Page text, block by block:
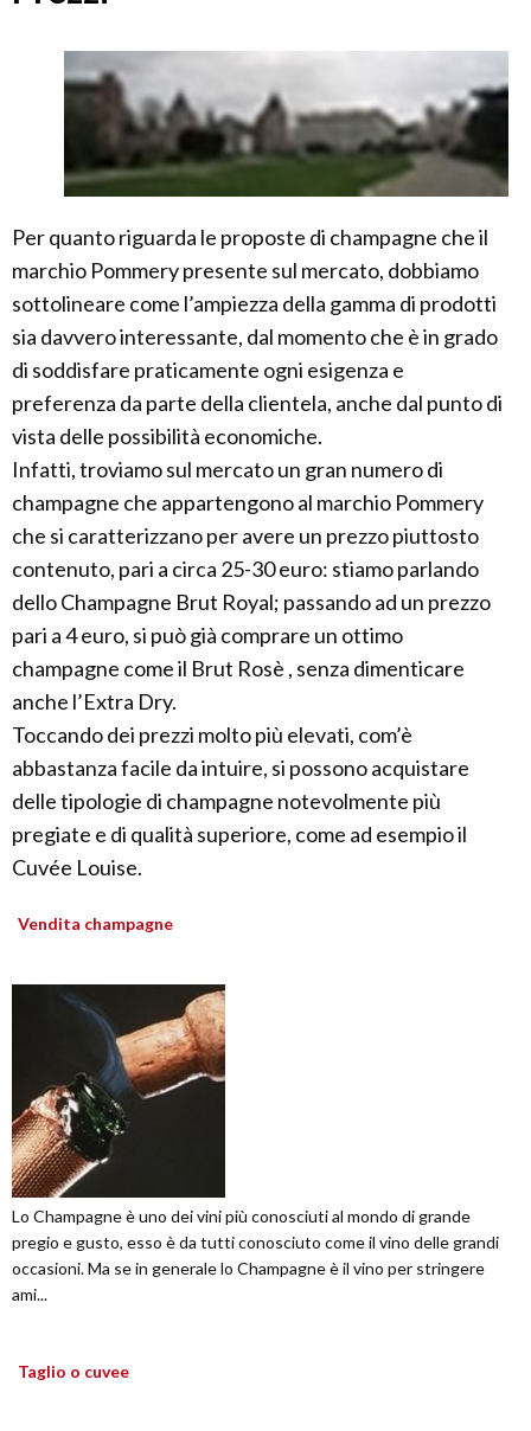
Per quanto riguarda le proposte di champagne che il
marchio Pommery presente sul mercato, dobbiamo
sottolineare come l’ampiezza della gamma di prodotti
sia davvero interessante, dal momento che è in grado
di soddisfare praticamente ogni esigenza e
preferenza da parte della clientela, anche dal punto di
vista delle possibilità economiche.
Infatti, troviamo sul mercato un gran numero di
champagne che appartengono al marchio Pommery
che si caratterizzano per avere un prezzo piuttosto
contenuto, pari a circa 25-30 euro: stiamo parlando
dello Champagne Brut Royal; passando ad un prezzo
pari a 4 euro, si può già comprare un ottimo
champagne come il Brut Rosè , senza dimenticare
anche l’Extra Dry.
Toccando dei prezzi molto più elevati, com’è
abbastanza facile da intuire, si possono acquistare
delle tipologie di champagne notevolmente più
pregiate e di qualità superiore, come ad esempio il
Cuvée Louise.
Vendita champagne
Lo Champagne è uno dei vini più conosciuti al mondo di grande
pregio e gusto, esso è da tutti conosciuto come il vino delle grandi
occasioni. Ma se in generale lo Champagne è il vino per stringere
ami...
Taglio o cuvee